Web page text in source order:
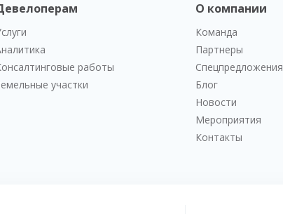
работы
участки
О компании
Команда
Партнеры
Спецпредложения
Блог
Новости
Мероприятия
Контакты